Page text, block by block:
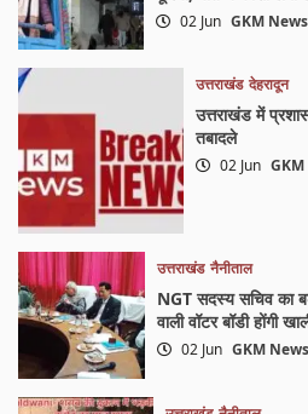
02 Jun GKM News
उत्तराखंड देहरादून
उत्तराखंड में
तबादले
02 Jun
उत्तराखंड नैनीताल
NGT सदस्य सचिव का
वाली वॉटर बॉडी होंगी
02 Jun GKM News